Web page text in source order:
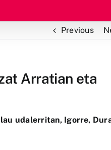
Previous
Arratian eta
udalerritan, Igorre,